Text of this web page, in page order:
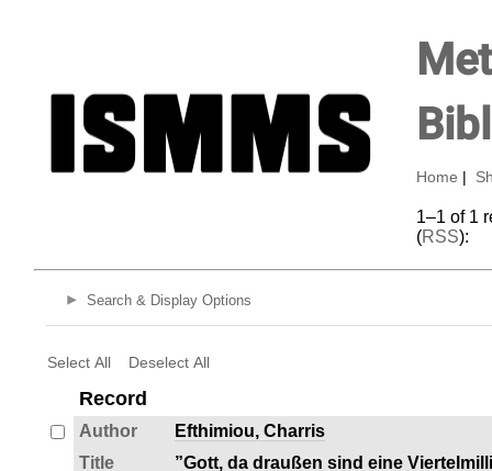
Home
1–1 of 1
(RSS):
Search & Display Options
Select All Deselect All
Record
Author
Efthimiou, Charris
Title
”Gott, da draußen sind eine